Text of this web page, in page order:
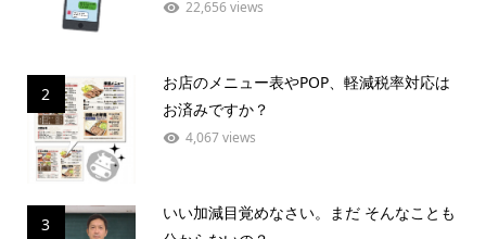
22,656 views
2
お店のメニュー表やPOP、軽減税率対応は
お済みですか？
4,067 views
3
いい加減目覚めなさい。まだ そんなことも